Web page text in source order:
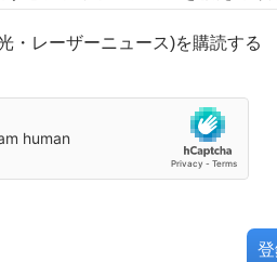
・レーザーニュース)を購読する